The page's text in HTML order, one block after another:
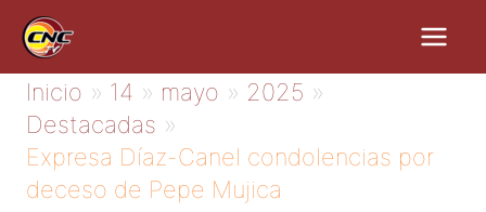
contenido
Inicio 14 mayo
2025
Destacadas
Expresa Díaz-Canel condolencias por
deceso de Pepe Mujica